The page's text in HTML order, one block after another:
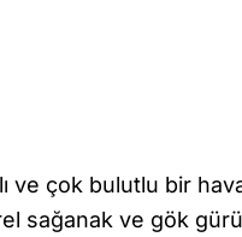
ve çok bulutlu bir
sağanak ve gök